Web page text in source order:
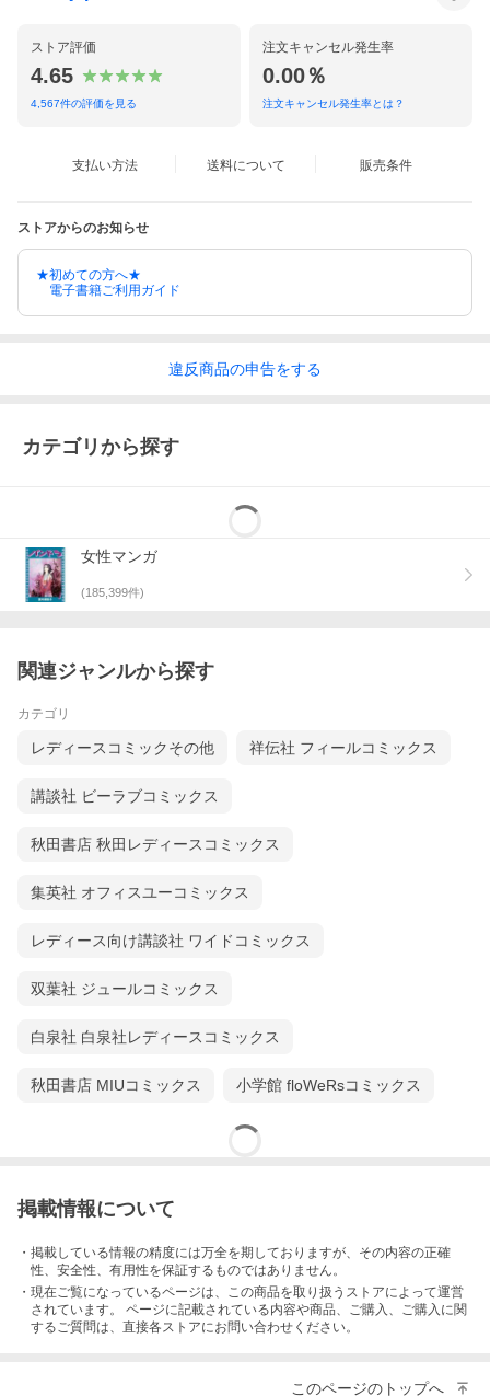
ストア評価
4.65
4,567件の評価を見る
注文キャンセル発生率
0.00％
注文キャンセル発生率とは？
支払い方法 送料について 販売条件
ストアからのお知らせ
★初めての方へ★
電子書籍ご利用ガイド
違反商品の申告をする
カテゴリから探す
女性マンガ
(185,399件)
関連ジャンルから探す
カテゴリ
レディースコミックその他 祥伝社 フィールコミックス
講談社 ビーラブコミックス
秋田書店 秋田レディースコミックス
集英社 オフィスユーコミックス
レディース向け講談社 ワイドコミックス
双葉社 ジュールコミックス
白泉社 白泉社レディースコミックス
秋田書店 MIUコミックス 小学館 floWeRsコミックス
掲載情報について
・掲載している情報の精度には万全を期しておりますが、その内容の正確
性、安全性、有用性を保証するものではありません。
・現在ご覧になっているページは、この商品を取り扱うストアによって運営
されています。 ページに記載されている内容や商品、ご購入 、ご購入に関
するご質問は、直接各ストアにお問い合わせください。
このページのトップへ